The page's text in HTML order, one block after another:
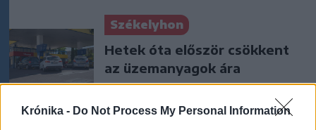
Krónika - Do Not Process My Personal Information
Székelyhon
Hetek óta először csökkent
az üzemanyagok ára